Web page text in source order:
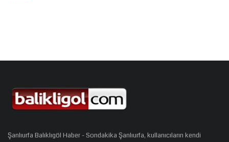
Şanlıurfa Balıklıgöl Haber - Sondakika Şanlıurfa, kullanıcıların kendi